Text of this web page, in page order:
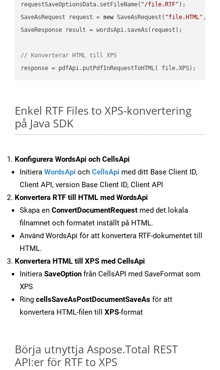
requestSaveOptionsData.setFileName( "/file.RTF" );
SaveAsRequest request = new SaveAsRequest( "file.HTML"
SaveResponse result = wordsApi.saveAs(request);
// Konverterar HTML till XPS
Enkel RTF Files to XPS-konvertering
på Java SDK
Konfigurera WordsApi och CellsApi
Initiera WordsApi och CellsApi med ditt Base Client ID,
Client API, version Base Client ID, Client API
Konvertera RTF till HTML med WordsApi
Skapa en ConvertDocumentRequest med det lokala
filnamnet och formatet inställt på HTML.
Använd WordsApi för att konvertera RTF-dokumentet till
HTML.
Konvertera HTML till XPS med CellsApi
Initiera SaveOption från CellsAPI med SaveFormat som
XPS
Ring cellsSaveAsPostDocumentSaveAs för att
konvertera HTML-filen till XPS-format
Börja utnyttja Aspose.Total REST
API:er för RTF to XPS